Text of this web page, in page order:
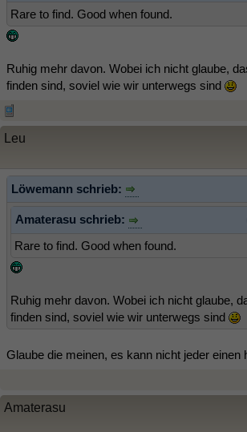
Rare to find. Good when found.
Ruhig mehr davon. Wobei ich nicht glaube,
finden sind, soviel wie wir unterwegs sind
Leu
Löwemann schrieb:
Amaterasu schrieb:
Rare to find. Good when found.
Ruhig mehr davon. Wobei ich nicht glaube,
finden sind, soviel wie wir unterwegs sind
Glaube die meinen, es kann nicht jeder einen
Amaterasu